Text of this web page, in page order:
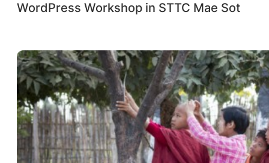
WordPress Workshop in STTC Mae Sot